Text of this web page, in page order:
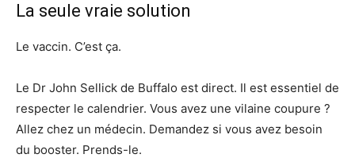
La seule vraie solution
Le vaccin. C’est ça.
Le Dr John Sellick de Buffalo est direct. Il est essentiel de
respecter le calendrier. Vous avez une vilaine coupure ?
Allez chez un médecin. Demandez si vous avez besoin
du booster. Prends-le.